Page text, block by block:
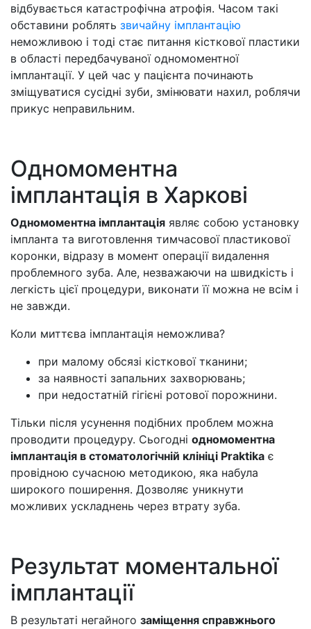
відбувається катастрофічна атрофія. Часом такі
обставини роблять звичайну імплантацію
неможливою і тоді стає питання кісткової пластики
в області передбачуваної одномоментної
імплантації. У цей час у пацієнта починають
зміщуватися сусідні зуби, змінювати нахил, роблячи
прикус неправильним.
Одномоментна
імплантація в Харкові
Одномоментна імплантація являє собою установку
імпланта та виготовлення тимчасової пластикової
коронки, відразу в момент операції видалення
проблемного зуба. Але, незважаючи на швидкість і
легкість цієї процедури, виконати її можна не всім і
не завжди.
Коли миттєва імплантація неможлива?
при малому обсязі кісткової тканини;
за наявності запальних захворювань;
при недостатній гігієні ротової порожнини.
Тільки після усунення подібних проблем можна
проводити процедуру. Сьогодні одномоментна
імплантація в стоматологічній клініці Praktika є
провідною сучасною методикою, яка набула
широкого поширення. Дозволяє уникнути
можливих ускладнень через втрату зуба.
Результат моментальної
імплантації
В результаті негайного заміщення справжнього